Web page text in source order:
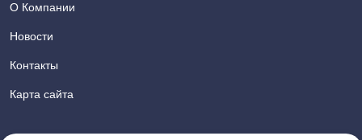
О Компании
Новости
Контакты
Карта сайта